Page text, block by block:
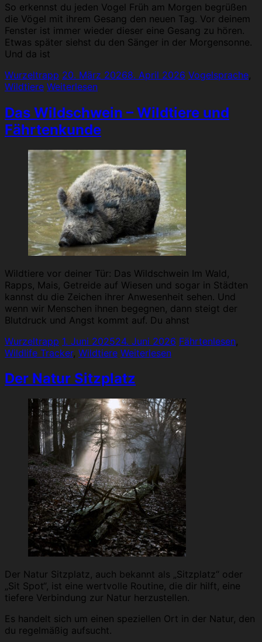
So erkennst du jeden Vogel Früh am Morgen begrüßen
die Vögel mit ihrem Gesang den neuen Tag. Vor deinem
Fenster ist immer wieder dieser eine Gesang zu hören.
Etwas später siehst du den Sänger in der Morgensonne.
Und da ist
Wurzeltrapp 20. März 20268. April 2026 Vogelsprache
Wildtiere Weiterlesen
Das Wildschwein – Wildtiere und
Fährtenkunde
Wildtiere vor deiner Tür: Das Wildschwein Im Wald,
Rapps, Mais, Getreide auf Wiesen und sogar in Städten
kannst du die Zeichen ihrer Anwesenheit sehen. Und
wenn wir Menschen ihnen begegnen, dann steigt der
Blutdruck und Angst kommt auf. Du ahnst
Wurzeltrapp 1. Juni 202524. Juni 2026 Fährtenlesen
Wildlife Tracker, Wildtiere Weiterlesen
Der Natur Sitzplatz
Der Natur Sitzplatz, auch bekannt als „Sitzplatz“ oder
„Sit Spot“, ist eine wertvolle Routine, die dir hilft, eine
tiefere Verbindung zur Natur herzustellen.
Es handelt sich um einen speziellen Ort in der Natur, den
du regelmäßig aufsucht.